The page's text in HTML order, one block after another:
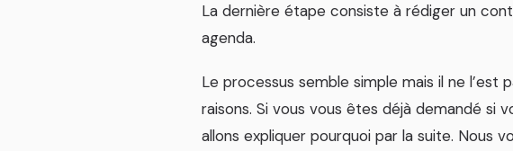
La dernière étape consiste à rédiger un
agenda.
Le processus semble simple mais il ne
raisons. Si vous vous êtes déjà demandé si
allons expliquer pourquoi par la suite. Nous